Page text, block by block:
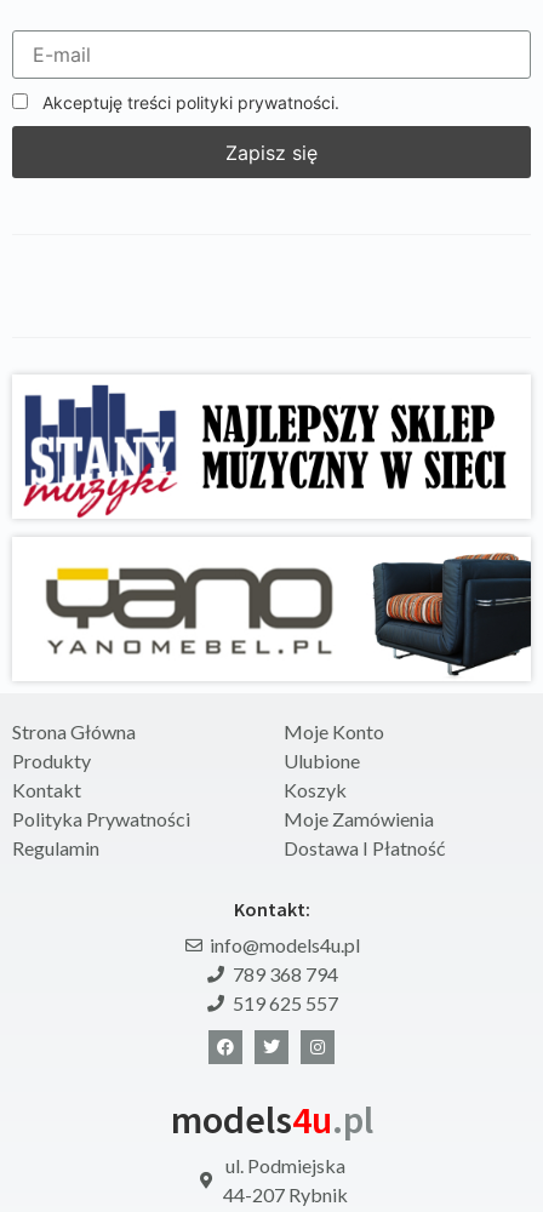
Akceptuję treści polityki prywatności.
Strona Główna
Produkty
Kontakt
Polityka Prywatności
Regulamin
Moje Konto
Ulubione
Koszyk
Moje Zamówienia
Dostawa I Płatność
Kontakt:
info@models4u.pl
789 368 794
519 625 557
models4u.pl
ul. Podmiejska
44-207 Rybnik